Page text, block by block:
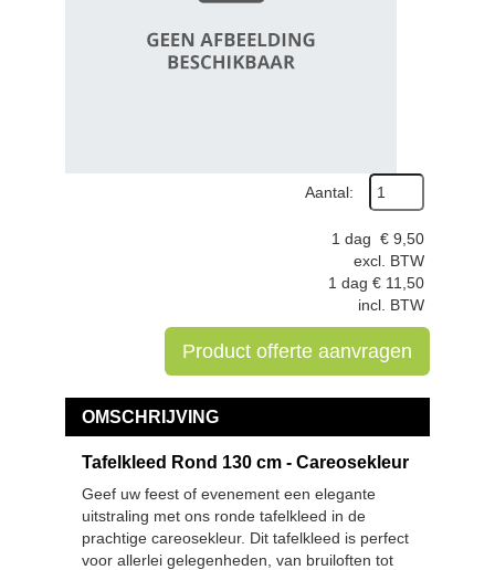
Aantal:
1 dag € 9,50
excl. BTW
1 dag € 11,50
incl. BTW
Product offerte aanvragen
OMSCHRIJVING
Tafelkleed Rond 130 cm - Careosekleur
Geef uw feest of evenement een elegante
uitstraling met ons ronde tafelkleed in de
prachtige careosekleur. Dit tafelkleed is perfect
voor allerlei gelegenheden, van bruiloften tot